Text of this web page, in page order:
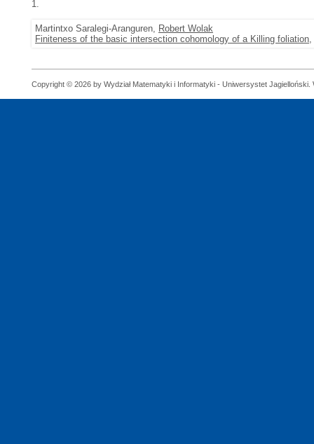
1.
Martintxo Saralegi-Aranguren, Robert Wolak
Finiteness of the basic intersection cohomology of a Killing foliation,
Copyright © 2026 by Wydział Matematyki i Informatyki - Uniwersystet